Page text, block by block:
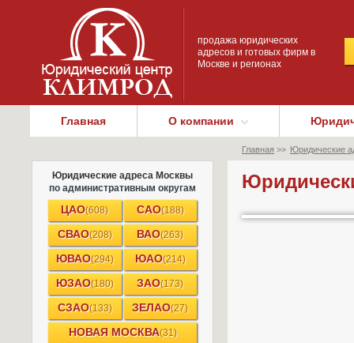
продажа юридических
адресов и готовых фирм в
Москве и регионах
Главная О компании
Юридические адреса Москвы
по административным округам
ЦАО(608) САО(188)
СВАО(208) ВАО(263)
ЮВАО(294) ЮАО(214)
ЮЗАО(180) ЗАО(173)
СЗАО(133) ЗЕЛАО(27)
НОВАЯ МОСКВА(31)
Главная >> Юридические